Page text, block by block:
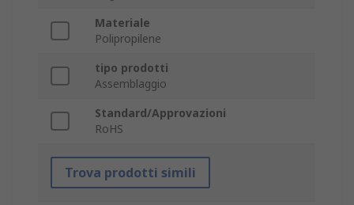
Materiale
Polipropilene
tipo prodotti
Assemblaggio
Standard/Approvazioni
RoHS
Trova prodotti simili